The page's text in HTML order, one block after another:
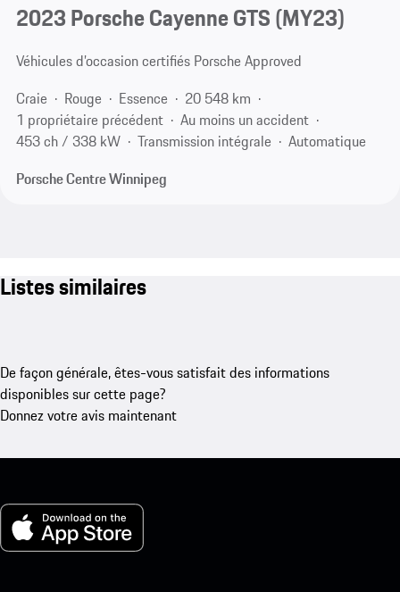
2023 Porsche Cayenne GTS (MY23)
Véhicules d’occasion certifiés Porsche Approved
Craie
Rouge Essence
20 548 km
1 propriétaire précédent
Au moins un accident
453 ch / 338 kW
Transmission intégrale
Automatique
Porsche Centre Winnipeg
Listes similaires
De façon générale, êtes-vous satisfait des informations
disponibles sur cette page?
Donnez votre avis maintenant